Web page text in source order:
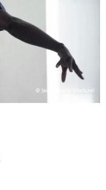
@ Jean-Baptiste Warluzel